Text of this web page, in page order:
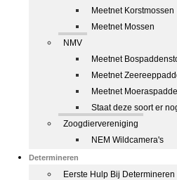
Meetnet Korstmossen
Meetnet Mossen
NMV
Meetnet
Meetnet
Meetnet
Staat deze soort er
Zoogdiervereniging
NEM Wildcamera's
Determineren
Eerste Hulp Bij Determineren